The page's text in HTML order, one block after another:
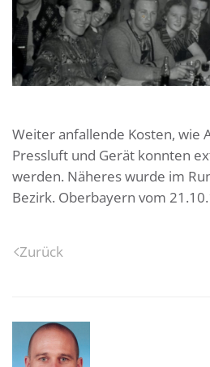
Weiter anfallende Kosten, wie
Pressluft und Gerät konnten
werden. Näheres wurde im
Bezirk. Oberbayern vom
Zurück